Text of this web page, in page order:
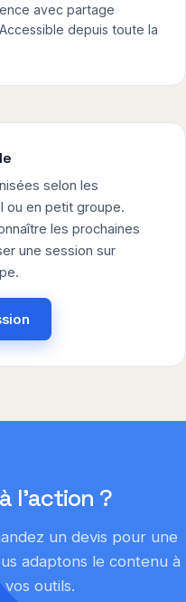
avec partage
depuis toute la
selon les
ou en petit groupe.
les prochaines
une session sur
l'action ?
un devis pour une
adaptons le contenu à
outils.